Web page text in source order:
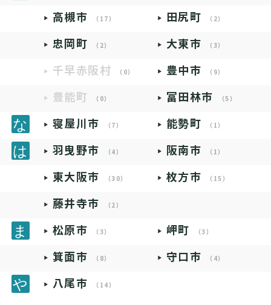
高槻市 （17） 田尻町 （2）
忠岡町 （2） 大東市 （3）
千早赤阪村 （0） 豊中市 （9）
豊能町 （0） 富田林市 （5）
寝屋川市 （7） 能勢町 （1）
羽曳野市 （4） 阪南市 （1）
東大阪市 （30） 枚方市 （15）
藤井寺市 （2）
松原市 （3） 岬町 （3）
箕面市 （8） 守口市 （4）
八尾市 （14）